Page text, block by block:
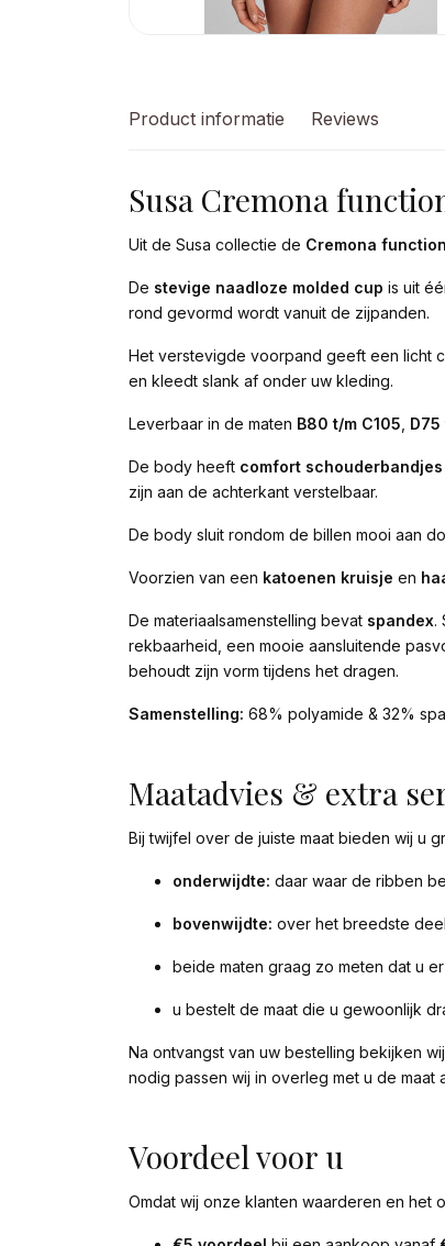
Product informatie Reviews
Susa Cremona
Uit de Susa collectie de Cremona
De stevige naadloze molded cup is uit
rond gevormd wordt vanuit de zijpanden.
Het verstevigde voorpand geeft een licht
en kleedt slank af onder uw kleding.
Leverbaar in de maten B80 t/m C105 D75
De body heeft comfort schouderbandjes
zijn aan de achterkant verstelbaar.
De body sluit rondom de billen mooi aan
Voorzien van een katoenen kruisje en
De materiaalsamenstelling bevat spandex.
rekbaarheid, een mooie aansluitende
behoudt zijn vorm tijdens het dragen.
Samenstelling: 68% polyamide & 32%
Maatadvies & extra
Bij twijfel over de juiste maat bieden wij u
onderwijdte: daar waar de ribben
bovenwijdte: over het breedste
beide maten graag zo meten dat u
u bestelt de maat die u gewoonlijk
Na ontvangst van uw bestelling bekijken
nodig passen wij in overleg met u de maat
Voordeel voor u
Omdat wij onze klanten waarderen en het